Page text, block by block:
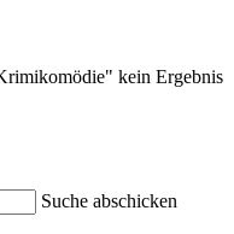
kein Ergebnis
Suche abschicken